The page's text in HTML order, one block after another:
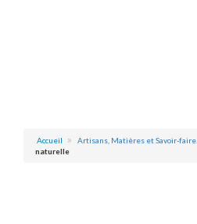
Accueil Artisans, Matières et Savoir-faire.
naturelle